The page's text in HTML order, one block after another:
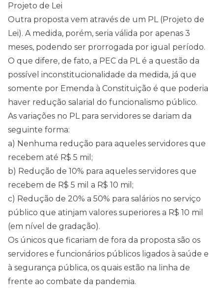
Projeto de Lei
Outra proposta vem através de um PL (Projeto de
Lei). A medida, porém, seria válida por apenas 3
meses, podendo ser prorrogada por igual período.
O que difere, de fato, a PEC da PL é a questão da
possível inconstitucionalidade da medida, já que
somente por Emenda à Constituição é que poderia
haver redução salarial do funcionalismo público.
As variações no PL para servidores se dariam da
seguinte forma:
a) Nenhuma redução para aqueles servidores que
recebem até R$ 5 mil;
b) Redução de 10% para aqueles servidores que
recebem de R$ 5 mil a R$ 10 mil;
c) Redução de 20% a 50% para salários no serviço
público que atinjam valores superiores a R$ 10 mil
(em nível de gradação).
Os únicos que ficariam de fora da proposta são os
servidores e funcionários públicos ligados à saúde e
à segurança pública, os quais estão na linha de
frente ao combate da pandemia.